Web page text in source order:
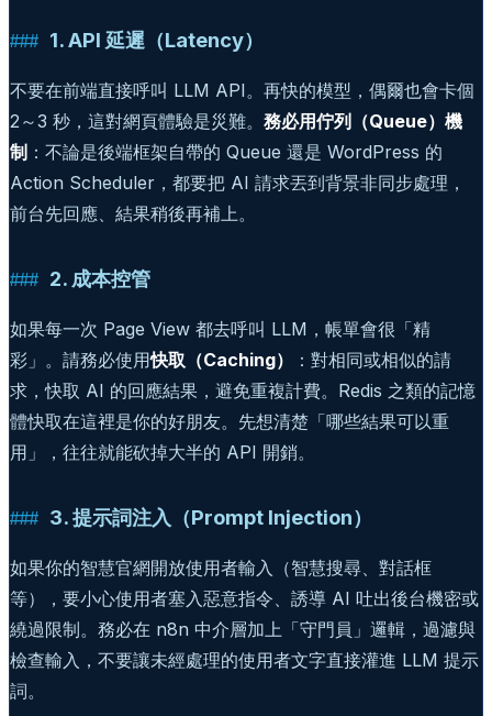
1. API 延遲（Latency）
不要在前端直接呼叫 LLM API。再快的模型，偶爾也會卡個
2～3 秒，這對網頁體驗是災難。 務必用佇列（Queue）機
制 ：不論是後端框架自帶的 Queue 還是 WordPress 的
Action Scheduler，都要把 AI 請求丟到背景非同步處理，
前台先回應、結果稍後再補上。
2. 成本控管
如果每一次 Page View 都去呼叫 LLM，帳單會很「精
彩」。請務必使用快取（Caching）
：對相同或相似的請
求，快取 AI 的回應結果，避免重複計費。Redis 之類的記憶
體快取在這裡是你的好朋友。先想清楚「哪些結果可以重
用」，往往就能砍掉大半的 API 開銷。
3. 提示詞注入（Prompt Injection）
如果你的智慧官網開放使用者輸入（智慧搜尋、對話框
等），要小心使用者塞入惡意指令、誘導 AI 吐出後台機密或
繞過限制。務必在 n8n 中介層加上「守門員」邏輯，過濾與
檢查輸入，不要讓未經處理的使用者文字直接灌進 LLM 提示
詞。